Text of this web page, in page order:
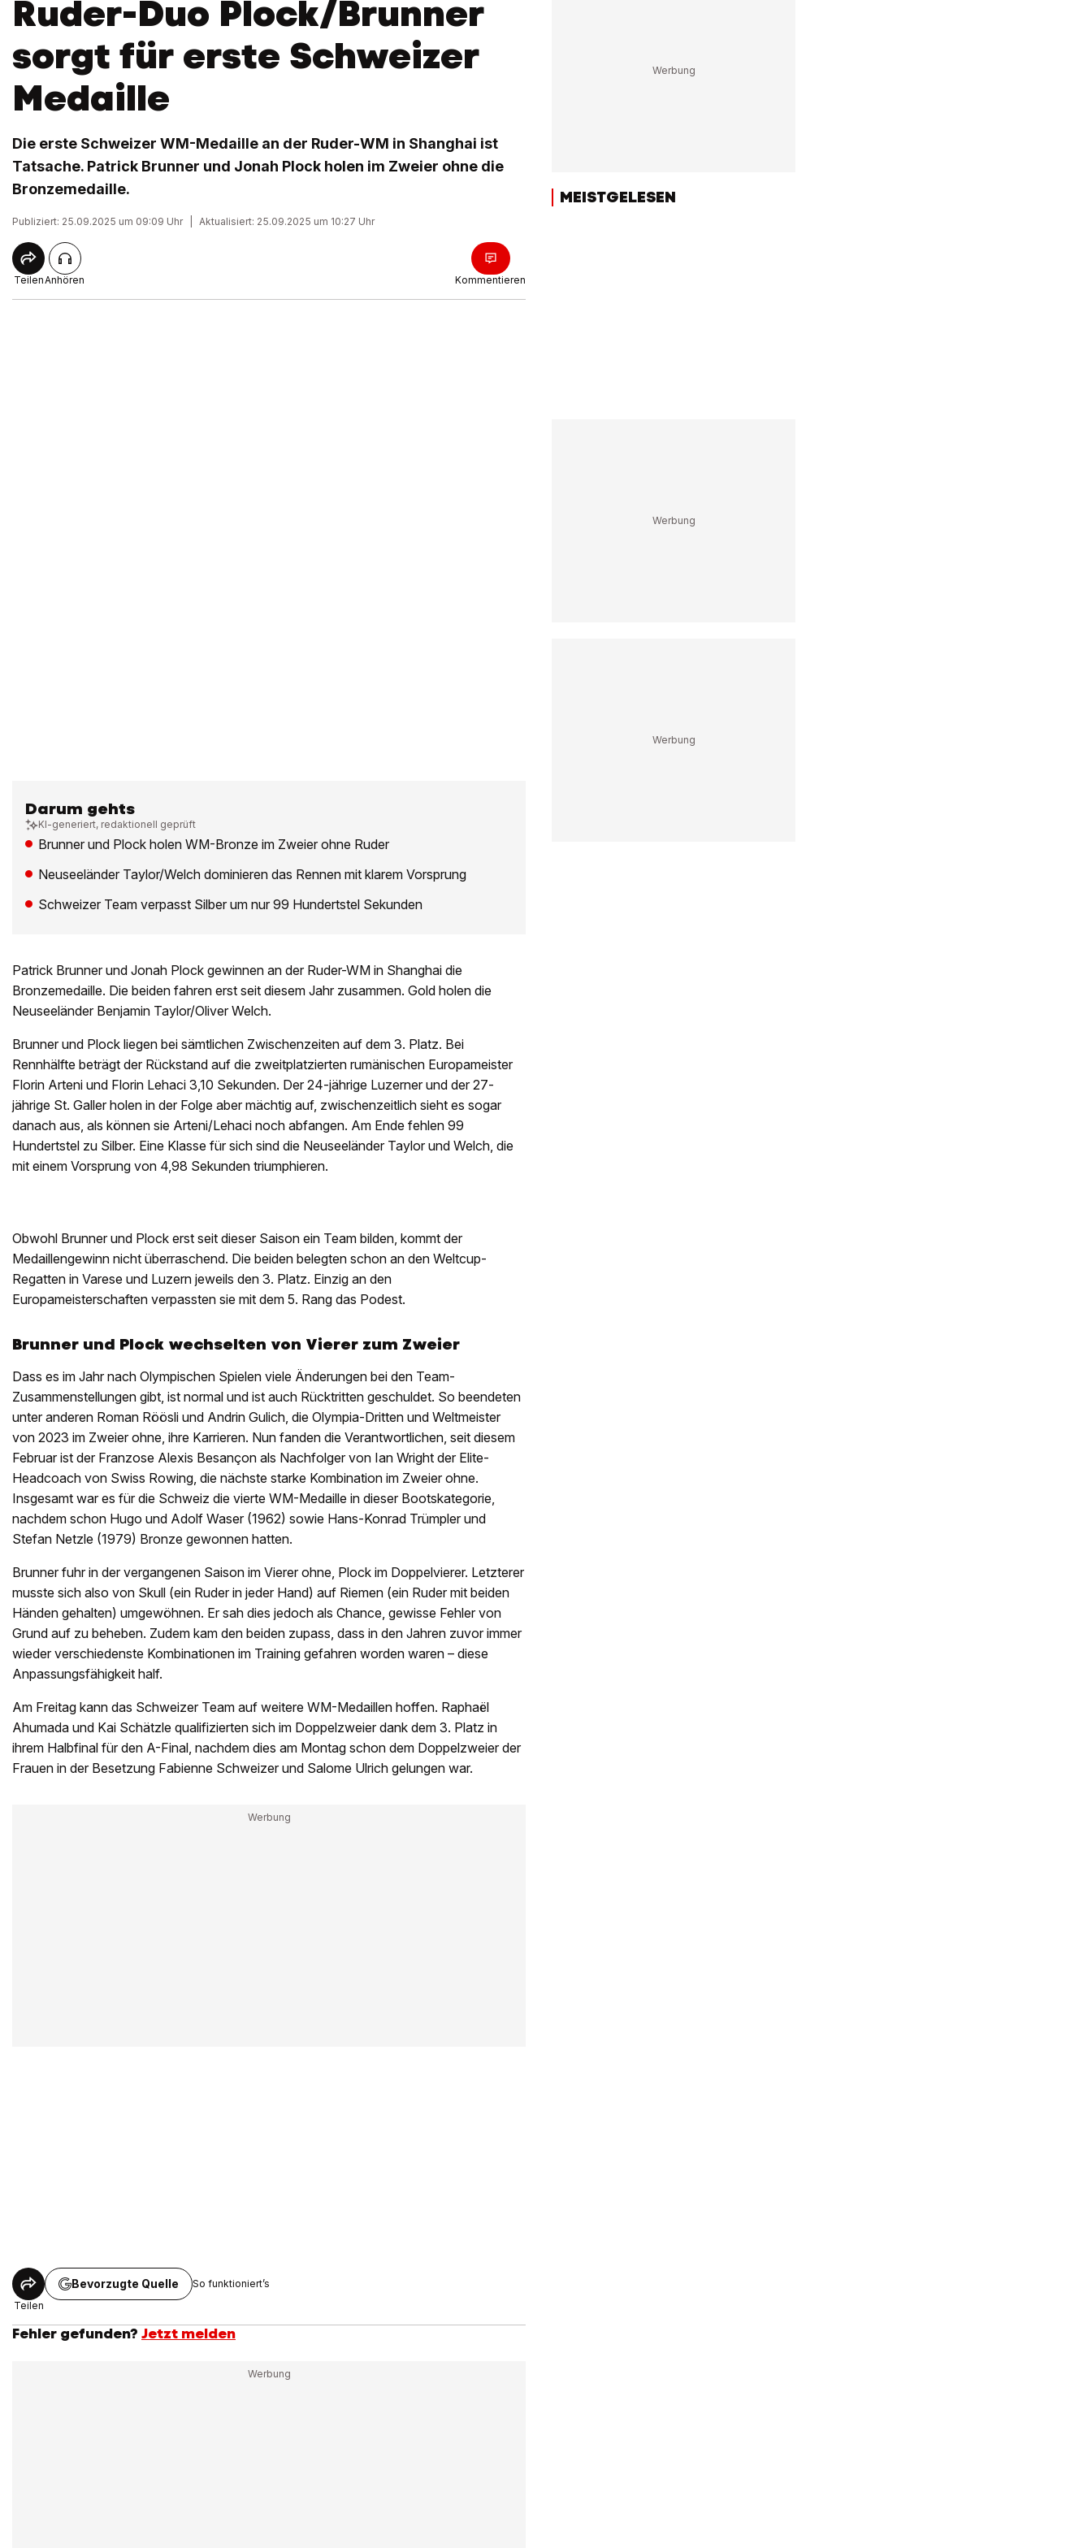
Ruder-Duo Plock/Brunner
sorgt für erste Schweizer
Medaille
Die erste Schweizer WM-Medaille an der Ruder-WM in Shanghai ist
Tatsache. Patrick Brunner und Jonah Plock holen im Zweier ohne die
Bronzemedaille.
Publiziert: 25.09.2025 um 09:09 Uhr Aktualisiert: 25.09.2025 um 10:27 Uhr
TeilenAnhören Kommentieren
Darum gehts
KI-generiert, redaktionell geprüft
Brunner und Plock holen WM-Bronze im Zweier ohne Ruder
Neuseeländer Taylor/Welch dominieren das Rennen mit klarem Vorsprung
Schweizer Team verpasst Silber um nur 99 Hundertstel Sekunden
Patrick Brunner und Jonah Plock gewinnen an der Ruder-WM in Shanghai die
Bronzemedaille. Die beiden fahren erst seit diesem Jahr zusammen. Gold holen die
Neuseeländer Benjamin Taylor/Oliver Welch.
Brunner und Plock liegen bei sämtlichen Zwischenzeiten auf dem 3. Platz. Bei
Rennhälfte beträgt der Rückstand auf die zweitplatzierten rumänischen Europameister
Florin Arteni und Florin Lehaci 3,10 Sekunden. Der 24-jährige Luzerner und der 27-
jährige St. Galler holen in der Folge aber mächtig auf, zwischenzeitlich sieht es sogar
danach aus, als können sie Arteni/Lehaci noch abfangen. Am Ende fehlen 99
Hundertstel zu Silber. Eine Klasse für sich sind die Neuseeländer Taylor und Welch, die
mit einem Vorsprung von 4,98 Sekunden triumphieren.
Obwohl Brunner und Plock erst seit dieser Saison ein Team bilden, kommt der
Medaillengewinn nicht überraschend. Die beiden belegten schon an den Weltcup-
Regatten in Varese und Luzern jeweils den 3. Platz. Einzig an den
Europameisterschaften verpassten sie mit dem 5. Rang das Podest.
Brunner und Plock wechselten von Vierer zum Zweier
Dass es im Jahr nach Olympischen Spielen viele Änderungen bei den Team-
Zusammenstellungen gibt, ist normal und ist auch Rücktritten geschuldet. So beendeten
unter anderen Roman Röösli und Andrin Gulich, die Olympia-Dritten und Weltmeister
von 2023 im Zweier ohne, ihre Karrieren. Nun fanden die Verantwortlichen, seit diesem
Februar ist der Franzose Alexis Besançon als Nachfolger von Ian Wright der Elite-
Headcoach von Swiss Rowing, die nächste starke Kombination im Zweier ohne.
Insgesamt war es für die Schweiz die vierte WM-Medaille in dieser Bootskategorie,
nachdem schon Hugo und Adolf Waser (1962) sowie Hans-Konrad Trümpler und
Stefan Netzle (1979) Bronze gewonnen hatten.
Brunner fuhr in der vergangenen Saison im Vierer ohne, Plock im Doppelvierer. Letzterer
musste sich also von Skull (ein Ruder in jeder Hand) auf Riemen (ein Ruder mit beiden
Händen gehalten) umgewöhnen. Er sah dies jedoch als Chance, gewisse Fehler von
Grund auf zu beheben. Zudem kam den beiden zupass, dass in den Jahren zuvor immer
wieder verschiedenste Kombinationen im Training gefahren worden waren – diese
Anpassungsfähigkeit half.
Am Freitag kann das Schweizer Team auf weitere WM-Medaillen hoffen. Raphaël
Ahumada und Kai Schätzle qualifizierten sich im Doppelzweier dank dem 3. Platz in
ihrem Halbfinal für den A-Final, nachdem dies am Montag schon dem Doppelzweier der
Frauen in der Besetzung Fabienne Schweizer und Salome Ulrich gelungen war.
Teilen
Bevorzugte Quelle So funktioniert’s
Fehler gefunden? Jetzt melden
MEISTGELESEN